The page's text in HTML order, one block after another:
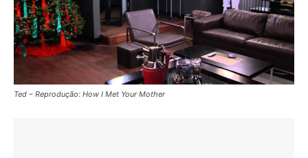
Ted – Reprodução: How I Met Your Mother